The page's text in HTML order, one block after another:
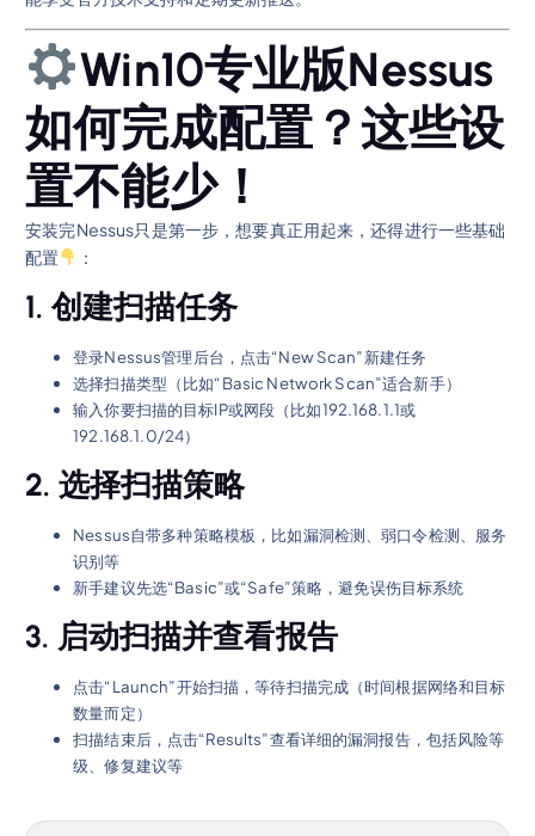
Win10专业版Nessus
如何完成配置？这些设
置不能少！
安装完Nessus只是第一步，想要真正用起来，还得进行一些基础
配置
：
1. 创建扫描任务
登录Nessus管理后台，点击“New Scan”新建任务
选择扫描类型（比如“Basic Network Scan”适合新手）
输入你要扫描的目标IP或网段（比如192.168.1.1或
192.168.1.0/24）
2. 选择扫描策略
Nessus自带多种策略模板，比如漏洞检测、弱口令检测、服务
识别等
新手建议先选“Basic”或“Safe”策略，避免误伤目标系统
3. 启动扫描并查看报告
点击“Launch”开始扫描，等待扫描完成（时间根据网络和目标
数量而定）
扫描结束后，点击“Results”查看详细的漏洞报告，包括风险等
级、修复建议等